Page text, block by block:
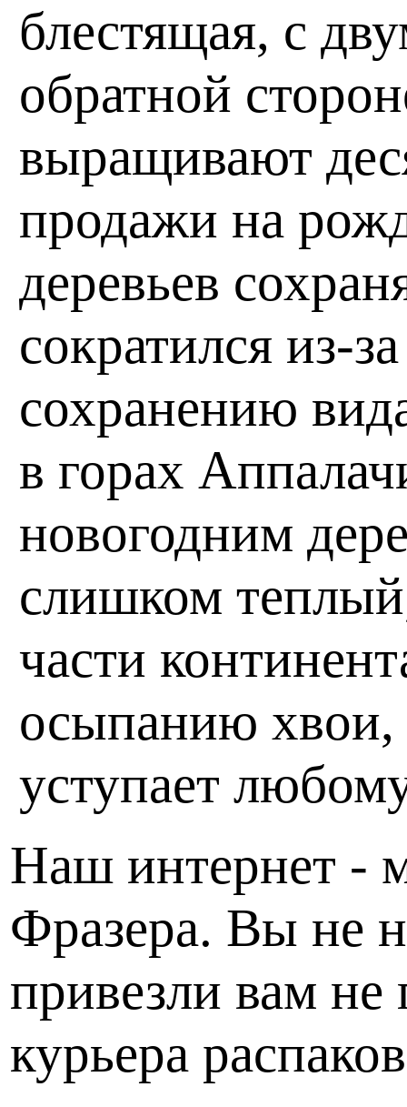
блестящая, с
обратной
выращивают
продажи на
деревьев
сократился из-
сохранению
в горах
новогодним
слишком
части
осыпанию хвои,
уступает
Наш интернет -
Фразера. Вы не
привезли вам не
курьера